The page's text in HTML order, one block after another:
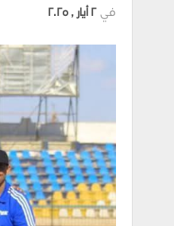
في 2 أيار , 2025